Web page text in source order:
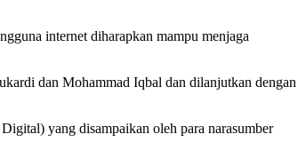
internet diharapkan mampu menjaga
dan Mohammad Iqbal dan dilanjutkan dengan
yang disampaikan oleh para narasumber